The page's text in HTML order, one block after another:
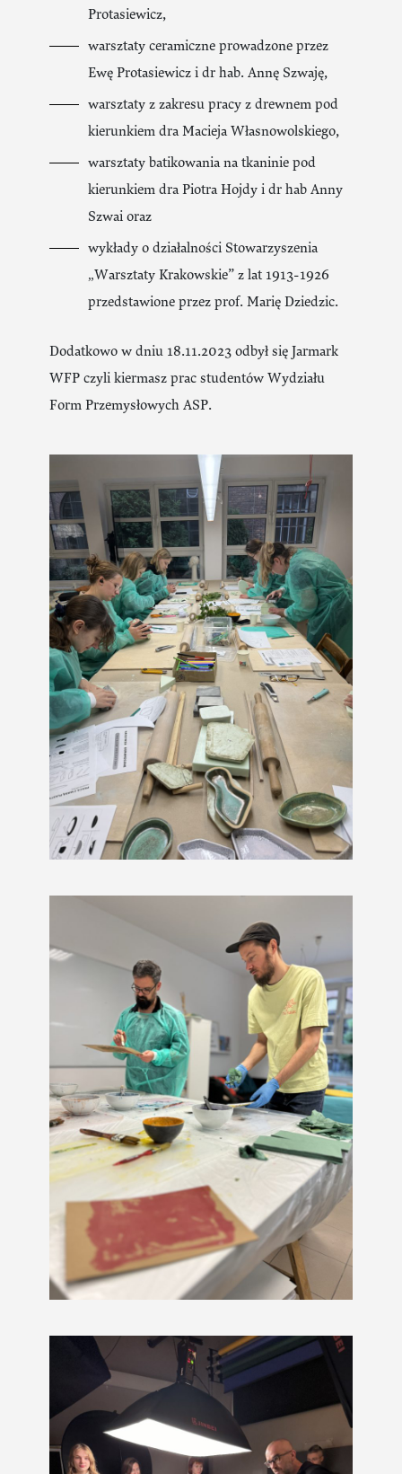
Protasiewicz,
warsztaty ceramiczne prowadzone przez
Ewę Protasiewicz i dr hab. Annę Szwaję,
warsztaty z zakresu pracy z drewnem pod
kierunkiem dra Macieja Własnowolskiego,
warsztaty batikowania na tkaninie pod
kierunkiem dra Piotra Hojdy i dr hab Anny
Szwai oraz
wykłady o działalności Stowarzyszenia
„Warsztaty Krakowskie” z lat 1913-1926
przedstawione przez prof. Marię Dziedzic.
Dodatkowo w dniu 18.11.2023 odbył się Jarmark
WFP czyli kiermasz prac studentów Wydziału
Form Przemysłowych ASP.